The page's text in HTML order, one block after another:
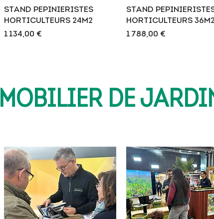
Aperçu rapide
STAND PEPINIERISTES
HORTICULTEURS 24M2
Prix
1 134,00 €
Aperçu rapide
STAND
HORTICULTEURS 36M2
Prix
1 788,00 €
MOBILIER DE